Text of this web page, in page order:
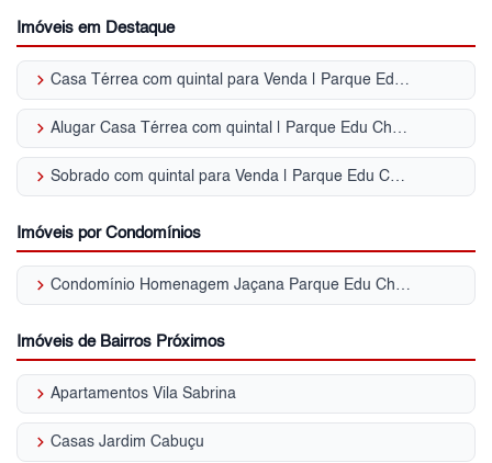
Imóveis em Destaque
keyboard_arrow_right Casa Térrea com quintal para Venda | Parque Edu Chaves
keyboard_arrow_right Alugar Casa Térrea com quintal | Parque Edu Chaves
keyboard_arrow_right Sobrado com quintal para Venda | Parque Edu Chaves
Imóveis por Condomínios
keyboard_arrow_right Condomínio Homenagem Jaçana Parque Edu Chaves
Imóveis de Bairros Próximos
keyboard_arrow_right Apartamentos Vila Sabrina
keyboard_arrow_right Casas Jardim Cabuçu